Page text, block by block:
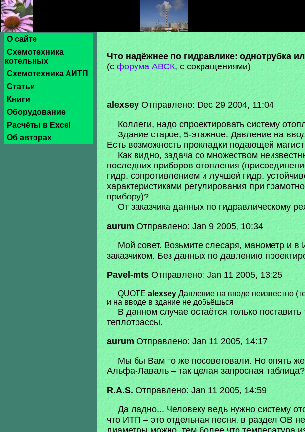
О сайте
Схемотехника
котельных
Схемотехника АИТП
Статьи
Книги
Оборудование
Расчёты в Excel
Об авторах
Что надёжнее по гидравлике: однотрубка
(сфорума АВОК, с сокращениями)
alexsey Отправлено: Dec 29 2004, 11:04
Коллеги, надо спроектировать систему
Здание старое, 5-этажное. Давление на
Есть возможность прокладки подающей
Как видно, задача со множеством
последних приборов отопления
гидр. сопротивлением и лучшей гидр.
характеристиками регулирования при
прибору)?
От заказчика данных по гидравлическому
aurum Отправлено: Jan 9 2005, 10:34
Мой совет. Возьмите слесаря, манометр и
заказчиком. Без данных по давлению
Pavel-mts Отправлено: Jan 11 2005, 13:25
QUOTE alexsey Давление на вводе неизвестно
и на вводе в здание не добьёшься
В данном случае остаётся только
теплотрассы.
aurum Отправлено: Jan 11 2005, 14:17
Мы бы Вам то же посоветовали. Но опять же
Альфа-Лаваль – так целая запросная
R.A.S. Отправлено: Jan 11 2005, 14:59
Да ладно... Человеку ведь нужно систему
что ИТП – это отдельная песня, в раздел ОВ
диаметры можно, тем более что температура